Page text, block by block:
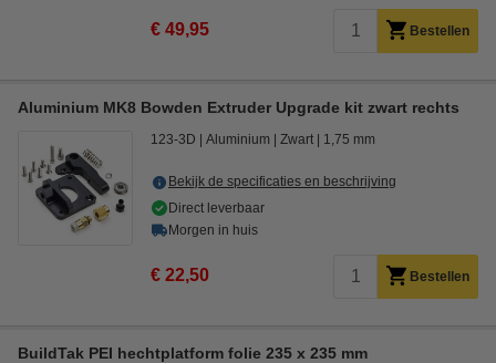
€ 49,95 Bestellen
Aluminium MK8 Bowden Extruder Upgrade kit zwart rechts
123-3D Aluminium Zwart 1,75 mm
Bekijk de specificaties en beschrijving
Direct leverbaar
Morgen in huis
€ 22,50 Bestellen
BuildTak PEI hechtplatform folie 235 x 235 mm